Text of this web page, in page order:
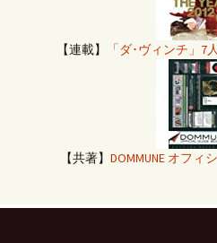
【連載】 「ダ･ヴィンチ」7
【共著】 DOMMUNE オフィ